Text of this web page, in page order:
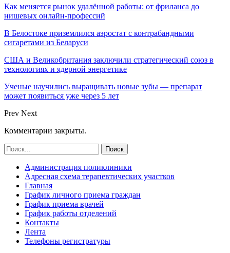
Как меняется рынок удалённой работы: от фриланса до
нишевых онлайн-профессий
В Белостоке приземлился аэростат с контрабандными
сигаретами из Беларуси
США и Великобритания заключили стратегический союз в
технологиях и ядерной энергетике
Ученые научились выращивать новые зубы — препарат
может появиться уже через 5 лет
Prev Next
Комментарии закрыты.
Администрация поликлиники
Адресная схема терапевтических участков
Главная
График личного приема граждан
График приема врачей
График работы отделений
Контакты
Лента
Телефоны регистратуры